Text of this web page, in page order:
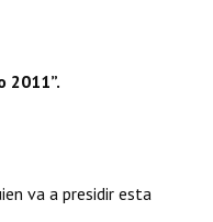
2011”.
va a presidir esta